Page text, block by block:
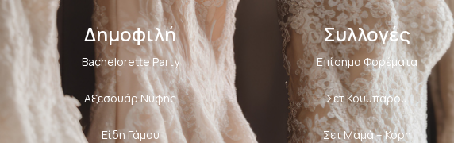
Δημοφιλή
Bachelorette Party
Αξεσουάρ Νύφης
Είδη Γάμου
Συλλογές
Επίσημα Φορέματα
Σετ Κουμπάρου
Σετ Μαμά – Κόρη